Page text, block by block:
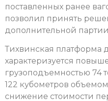
поставленных ранее
позволил принять
дополнительной
Тихвинская платформа
характеризуется
грузоподъемностью 74
122 кубометров
снижение стоимости